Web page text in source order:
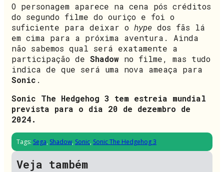
O personagem aparece na cena pós créditos
do segundo filme do ouriço e foi o
suficiente para deixar o hype dos fãs lá
em cima para a próxima aventura. Ainda
não sabemos qual será exatamente a
participação de Shadow no filme, mas tudo
indica de que será uma nova ameaça para
Sonic .
Sonic The Hedgehog 3 tem estreia mundial
prevista para o dia 20 de dezembro de
2024.
Tags: Sega, Shadow, Sonic, Sonic The Hedgehog 3
Veja também